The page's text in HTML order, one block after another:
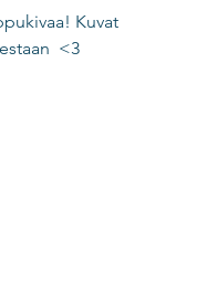
Kuvat
<3